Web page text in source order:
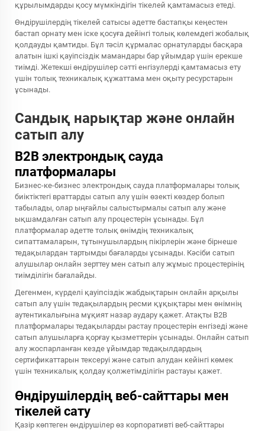
құрылымдарды қосу мүмкіндігін тікелей қамтамасыз етеді.
Өндірушілердің тікелей сатысы әдетте бастапқы кеңестен
бастап орнату мен іске қосуға дейінгі толық көлемдегі жобалық
қолдауды қамтиды. Бұл тәсіл құрмалас орнатуларды басқара
алатын ішкі қауіпсіздік мамандары бар ұйымдар үшін ерекше
тиімді. Жетекші өндірушілер сәтті енгізулерді қамтамасыз ету
үшін толық техникалық құжаттама мен оқыту ресурстарын
ұсынады.
Сандық нарықтар және онлайн
сатып алу
B2B электрондық сауда
платформалары
Бизнес-ке-бизнес электрондық сауда платформалары толық
биіктіктегі враттарды сатып алу үшін өзекті көздер болып
табылады, олар ыңғайлы салыстырмалы сатып алу және
ықшамдалған сатып алу процестерін ұсынады. Бұл
платформалар әдетте толық өнімдің техникалық
сипаттамаларын, тұтынушылардың пікірлерін және бірнеше
тедақылардан тартымды бағаларды ұсынады. Кәсіби сатып
алушылар онлайн зерттеу мен сатып алу жұмыс процестерінің
тиімділігін бағалайды.
Дегенмен, күрделі қауіпсіздік жабдықтарын онлайн арқылы
сатып алу үшін тедақылардың ресми құқықтары мен өнімнің
аутентикалығына мұқият назар аудару қажет. Атақты B2B
платформалары тедақыларды растау процестерін енгізеді және
сатып алушыларға қорғау қызметтерін ұсынады. Онлайн сатып
алу жоспарланған кезде ұйымдар тедақылдардың
сертификаттарын тексеруі және сатып алудан кейінгі көмек
үшін техникалық қолдау қолжетімділігін растауы қажет.
Өндірушілердің веб-сайттары мен
тікелей сату
Қазір көптеген өндірушілер өз корпоративті веб-сайттары